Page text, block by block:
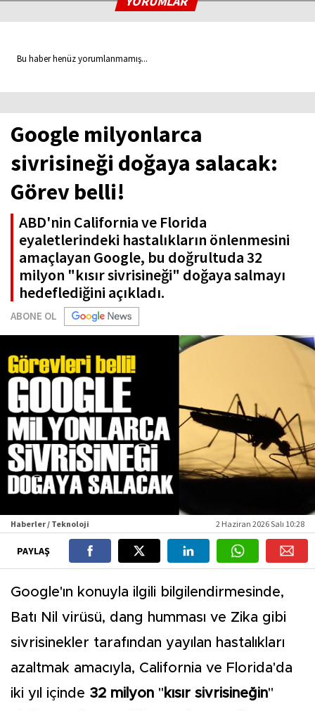
Bu haber henüz yorumlanmamış...
Google milyonlarca
sivrisineği doğaya salacak:
Görev belli!
ABD'nin California ve Florida
eyaletlerindeki hastalıkların önlenmesini
amaçlayan Google, bu doğrultuda 32
milyon "kısır sivrisineği" doğaya salmayı
hedeflediğini açıkladı.
ABONE OL
Haberler / Teknoloji 2 Haziran 2026 Salı 10:28
PAYLAŞ
Google'ın konuyla ilgili bilgilendirmesinde,
Batı Nil virüsü, dang humması ve Zika gibi
sivrisinekler tarafından yayılan hastalıkları
azaltmak amacıyla, California ve Florida'da
iki yıl içinde 32 milyon " kısır sivrisineğin"